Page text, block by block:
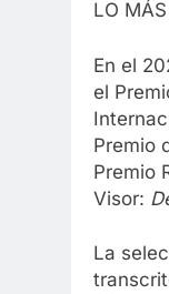
LO
En el
el
Premio
Premio
Visor:
La